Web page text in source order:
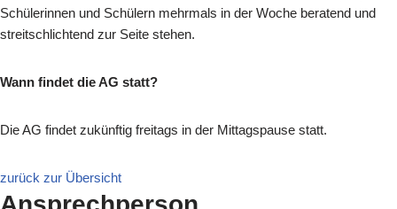
Schülerinnen und Schülern mehrmals in der Woche beratend und
streitschlichtend zur Seite stehen.
Wann findet die AG statt?
Die AG findet zukünftig freitags in der Mittagspause statt.
zurück zur Übersicht